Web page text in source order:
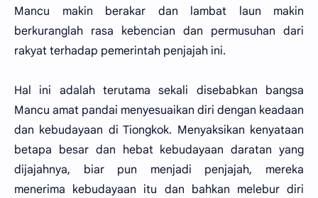
Mancu makin berakar dan lambat laun makin
berkuranglah rasa kebencian dan permusuhan dari
rakyat terhadap pemerintah penjajah ini.
Hal ini adalah terutama sekali disebabkan bangsa
Mancu amat pandai menyesuaikan diri dengan keadaan
dan kebudayaan di Tiongkok. Menyaksikan kenyataan
betapa besar dan hebat kebudayaan daratan yang
dijajahnya, biar pun menjadi penjajah, mereka
menerima kebudayaan itu dan bahkan melebur diri